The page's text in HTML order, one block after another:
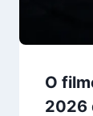
O
2026